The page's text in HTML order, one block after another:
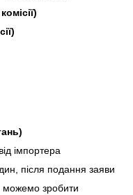
імпортера
після подання заяви
можемо зробити